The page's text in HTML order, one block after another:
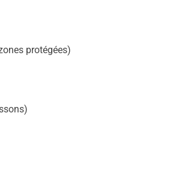
protégées)